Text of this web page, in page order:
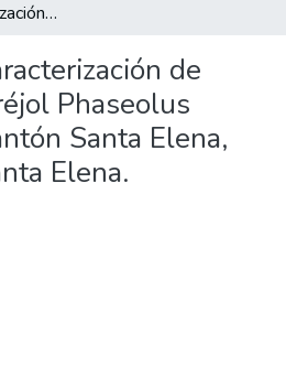
Evaluación y caracterización de genotipos de fréjol Phaseolus vulgari en el cantón Santa Elena, provincia de Santa Elena.
de
Phaseolus
Santa Elena,
Elena.